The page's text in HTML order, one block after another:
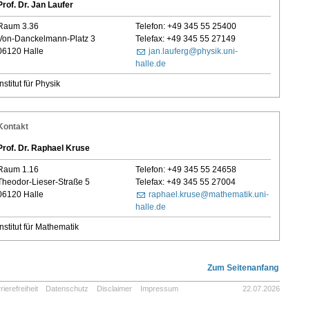
Dr. Jan Laufer
3.36
Danckelmann-Platz 3
Halle
Telefon: +49 345 55 25400
Telefax: +49 345 55 27149
jan.lauferg@physik.uni-
halle.de
für Physik
Dr. Raphael Kruse
1.16
Lieser-Straße 5
Halle
Telefon: +49 345 55 24658
Telefax: +49 345 55 27004
raphael.kruse@mathematik.uni-
halle.de
für Mathematik
Zum Seitenanfang
Datenschutz Disclaimer Impressum 22.07.2026